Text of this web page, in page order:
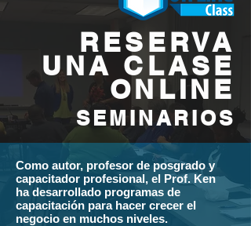
RESERVA
UNA CLASE
ONLINE
SEMINARIOS
Como autor, profesor de posgrado y
capacitador profesional, el Prof. Ken
ha desarrollado programas de
capacitación para hacer crecer el
negocio en muchos niveles.